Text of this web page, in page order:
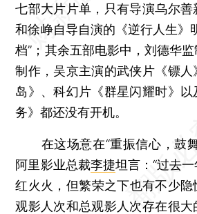
七部大片片单，只有导演乌尔善
和徐峥自导自演的《逆行人生》
档”；其余五部电影中，刘德华
制作，吴京主演的武侠片《镖
岛》、科幻片《群星闪耀时》
务》都还没有开机。
在这场意在“重振信心，鼓舞
阿里影业总裁李捷坦言：“过去
红火火，但繁荣之下也有不少
观影人次和总观影人次存在很